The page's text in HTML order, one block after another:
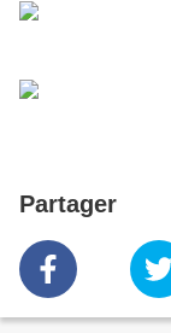
Partager